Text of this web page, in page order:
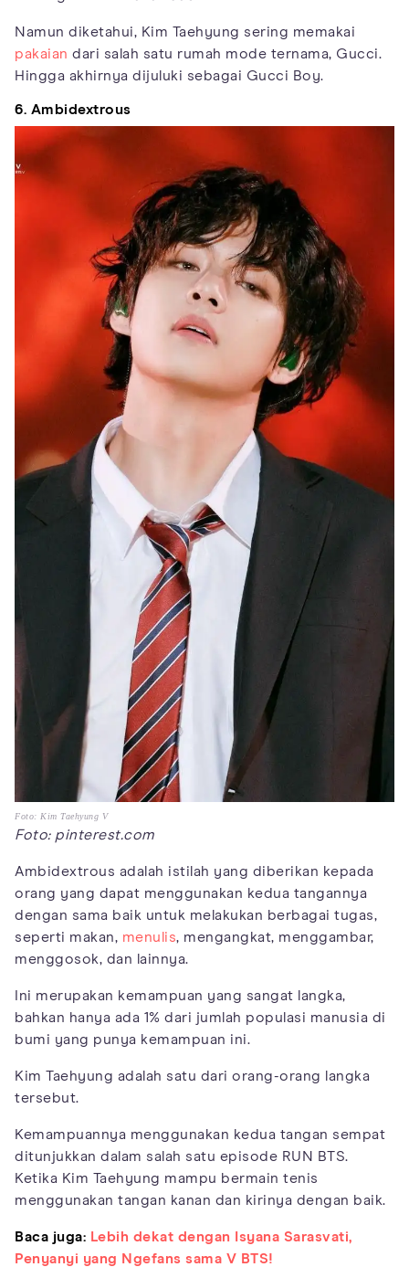
Namun diketahui, Kim Taehyung sering memakai
pakaian dari salah satu rumah mode ternama, Gucci.
Hingga akhirnya dijuluki sebagai Gucci Boy.
6. Ambidextrous
Foto: Kim Taehyung V
Foto: pinterest.com
Ambidextrous adalah istilah yang diberikan kepada
orang yang dapat menggunakan kedua tangannya
dengan sama baik untuk melakukan berbagai tugas,
seperti makan, menulis, mengangkat, menggambar,
menggosok, dan lainnya.
Ini merupakan kemampuan yang sangat langka,
bahkan hanya ada 1% dari jumlah populasi manusia di
bumi yang punya kemampuan ini.
Kim Taehyung adalah satu dari orang-orang langka
tersebut.
Kemampuannya menggunakan kedua tangan sempat
ditunjukkan dalam salah satu episode RUN BTS.
Ketika Kim Taehyung mampu bermain tenis
menggunakan tangan kanan dan kirinya dengan baik.
Baca juga: Lebih dekat dengan Isyana Sarasvati,
Penyanyi yang Ngefans sama V BTS!